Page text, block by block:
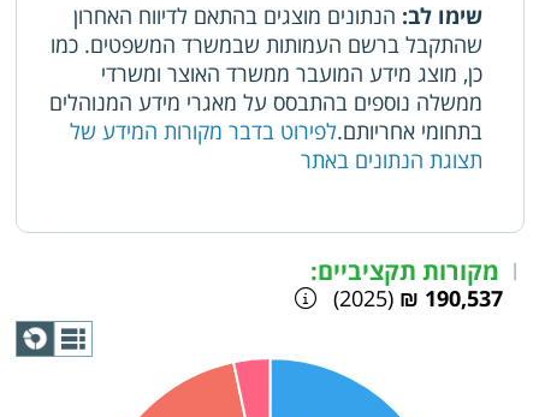
שימו לב: הנתונים מוצגים בהתאם לדיווח האחרון
שהתקבל ברשם העמותות שבמשרד המשפטים. כמו
כן, מוצג מידע המועבר ממשרד האוצר ומשרדי
ממשלה נוספים בהתבסס על מאגרי מידע המנוהלים
בתחומי אחריותם.לפירוט בדבר מקורות המידע של
תצוגת הנתונים באתר
| מקורות תקציביים:
190,537 ₪
(2025)